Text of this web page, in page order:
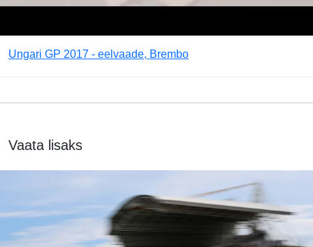
Ungari GP 2017 - eelvaade, Brembo
Vaata lisaks